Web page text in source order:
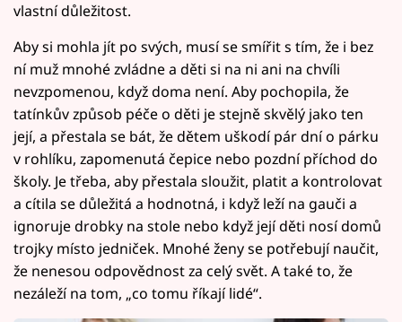
vlastní důležitost.
Aby si mohla jít po svých, musí se smířit s tím, že i bez
ní muž mnohé zvládne a děti si na ni ani na chvíli
nevzpomenou, když doma není. Aby pochopila, že
tatínkův způsob péče o děti je stejně skvělý jako ten
její, a přestala se bát, že dětem uškodí pár dní o párku
v rohlíku, zapomenutá čepice nebo pozdní příchod do
školy. Je třeba, aby přestala sloužit, platit a kontrolovat
a cítila se důležitá a hodnotná, i když leží na gauči a
ignoruje drobky na stole nebo když její děti nosí domů
trojky místo jedniček. Mnohé ženy se potřebují naučit,
že nenesou odpovědnost za celý svět. A také to, že
nezáleží na tom, „co tomu říkají lidé“.